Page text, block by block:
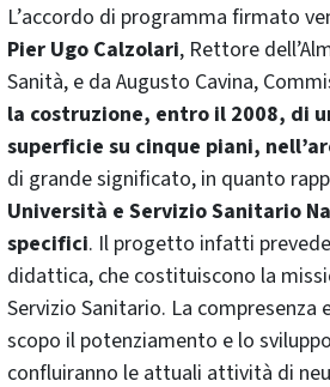
L’accordo di programma firmato
Pier Ugo Calzolari, Rettore
Sanità, e da Augusto Cavina,
la costruzione, entro il 2008, di
superficie su cinque piani,
di grande significato, in quanto
Università e Servizio Sanitario
specifici. Il progetto infatti
didattica, che costituiscono la
Servizio Sanitario. La compresenza
scopo il potenziamento e lo
confluiranno le attuali attività di